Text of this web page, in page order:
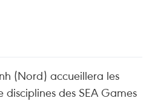
(Nord) accueillera les
des SEA Games